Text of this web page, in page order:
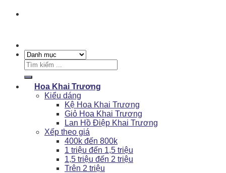
Tìm
kiếm:
Hoa Khai Trương
Kiểu dáng
Kệ Hoa Khai Trương
Giỏ Hoa Khai Trương
Lan Hồ Điệp Khai Trương
Xếp theo giá
400k đến 800k
1 triệu đến 1,5 triệu
1,5 triệu đến 2 triệu
Trên 2 triệu